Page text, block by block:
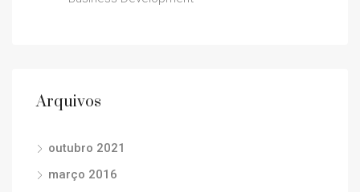
Arquivos
outubro 2021
março 2016